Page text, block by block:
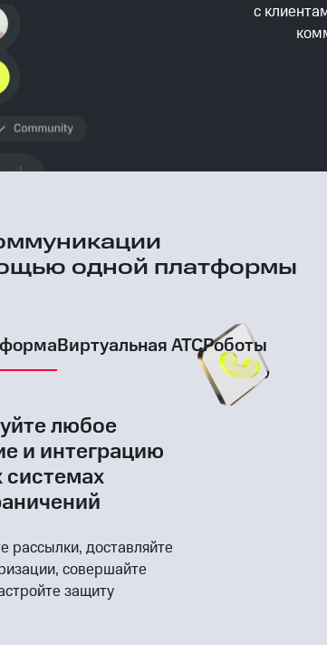
с
одной платформы
Виртуальная АТСРоботы
любое
и интеграцию
системах
рассылки, доставляйте
совершайте
защиту